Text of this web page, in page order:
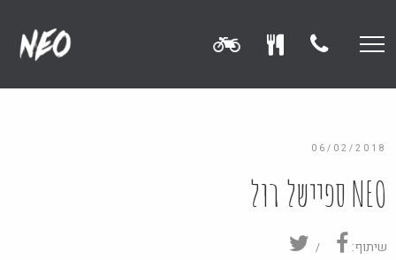
06/02/2018
NEO ספיישל רול
שיתוף: